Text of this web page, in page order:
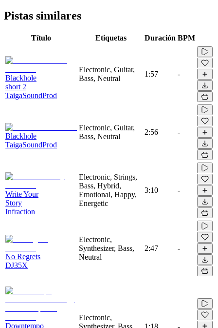
Pistas similares
Título Etiquetas Duración BPM
Blackhole
short 2
TaigaSoundProd
Electronic, Guitar,
Bass, Neutral
1:57 -
Blackhole
TaigaSoundProd
Electronic, Guitar,
Bass, Neutral
2:56 -
Write Your
Story
Infraction
Electronic, Strings,
Bass, Hybrid,
Emotional, Happy,
Energetic
3:10 -
No Regrets
DJ35X
Electronic,
Synthesizer, Bass,
Neutral
2:47 -
Downtempo
Electronic,
Synthesizer, Bass,
1:18 -